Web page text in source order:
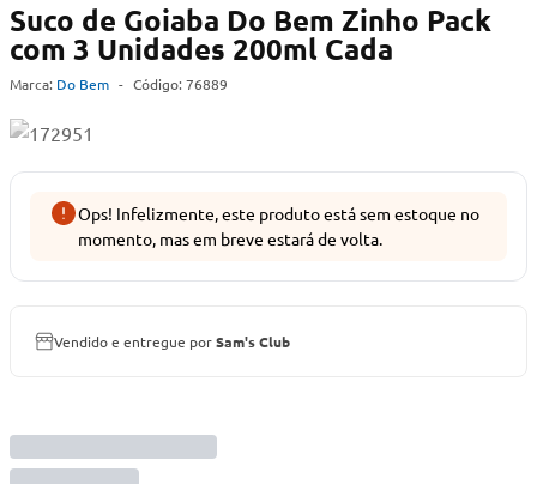
Suco de Goiaba Do Bem Zinho Pack
com 3 Unidades 200ml Cada
Marca: Do Bem - Código: 76889
Ops! Infelizmente, este produto está sem estoque no
momento, mas em breve estará de volta.
Vendido e entregue porSam's Club